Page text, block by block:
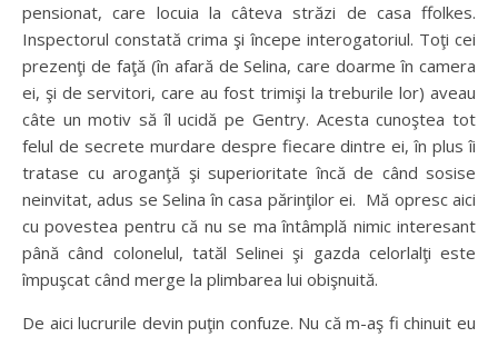
pensionat, care locuia la câteva străzi de casa ffolkes.
Inspectorul constată crima şi începe interogatoriul. Toţi cei
prezenţi de faţă (în afară de Selina, care doarme în camera
ei, şi de servitori, care au fost trimişi la treburile lor) aveau
câte un motiv să îl ucidă pe Gentry. Acesta cunoştea tot
felul de secrete murdare despre fiecare dintre ei, în plus îi
tratase cu aroganţă şi superioritate încă de când sosise
neinvitat, adus se Selina în casa părinţilor ei. Mă opresc aici
cu povestea pentru că nu se ma întâmplă nimic interesant
până când colonelul, tatăl Selinei şi gazda celorlalţi este
împuşcat când merge la plimbarea lui obişnuită.
De aici lucrurile devin puţin confuze. Nu că m-aş fi chinuit eu